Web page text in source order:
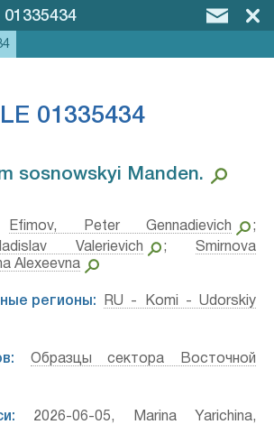
01335434
LE 01335434
sosnowskyi Manden.⁣
Efimov, Peter Gennadievich
;
Valerievich
;Smirnova
Alexeevna
регионы:
RU - Komi - Udorskiy
Образцы сектора Восточной
2026-06-05, Marina Yarichina,